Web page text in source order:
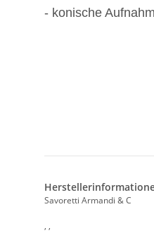
- konische
Savoretti Armandi & C
, ,